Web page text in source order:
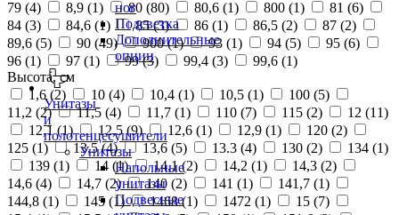
ног
Подсветка
Дополнительные
опции
Унитазы
и
полотенцесушители
Унитазы
Напольные
унитазы
Подвесные
79 (4) 8,9 (1) 80 (80) 80,6 (1) 800 (1) 81 (6)
84 (3) 84,6 (1) 85 (3) 86 (1) 86,5 (2) 87 (2)
89,6 (5) 90 (49) 900 (1) 93 (1) 94 (5) 95 (6)
96 (1) 97 (1) 99 (3) 99,4 (3) 99,6 (1)
Высота, см
1,6 (2) 10 (4) 10,4 (1) 10,5 (1) 100 (5)
11,2 (2) 11,5 (4) 11,7 (1) 110 (7) 115 (2) 12 (11)
12,1 (1) 12,5 (9) 12,6 (1) 12,9 (1) 120 (2)
125 (1) 13,5 (4) 13,6 (5) 13.3 (4) 130 (2) 134 (1)
139 (1) 14 (1) 14,1 (2) 14,2 (1) 14,3 (2)
14,6 (4) 14,7 (2) 140 (2) 141 (1) 141,7 (1)
144,8 (1) 145 (1) 1468 (1) 1472 (1) 15 (7)